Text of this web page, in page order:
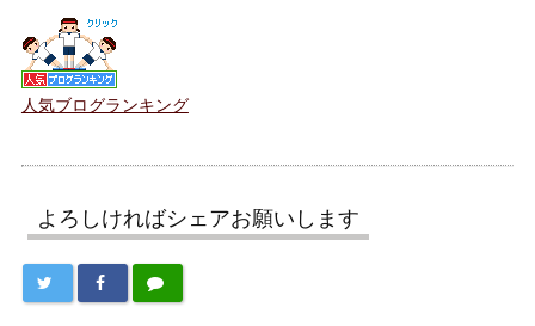
人気ブログランキング
よろしければシェアお願いします